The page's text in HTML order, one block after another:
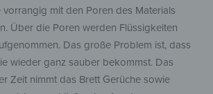
vorrangig mit den Poren des Materials
Über die Poren werden Flüssigkeiten
Das große Problem ist, dass
wieder ganz sauber bekommst. Das
Zeit nimmt das Brett Gerüche sowie